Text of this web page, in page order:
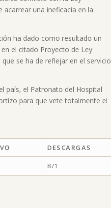
una ineficacia en la
ha dado como resultado un
el citado Proyecto de Ley
se ha de reflejar en el servicio
país, el Patronato del Hospital
para que vete totalmente el
DESCARGAS
871